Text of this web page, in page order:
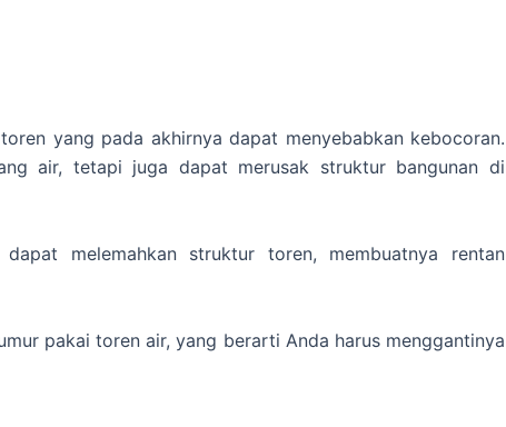
yang pada akhirnya dapat menyebabkan kebocoran.
air, tetapi juga dapat merusak struktur bangunan di
melemahkan struktur toren, membuatnya rentan
pakai toren air, yang berarti Anda harus menggantinya